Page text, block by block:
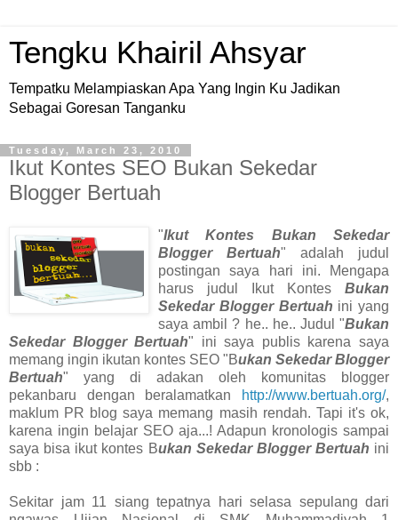
Tengku Khairil Ahsyar
Tempatku Melampiaskan Apa Yang Ingin Ku Jadikan
Sebagai Goresan Tanganku
Tuesday, March 23, 2010
Ikut Kontes SEO Bukan Sekedar
Blogger Bertuah
"Ikut Kontes Bukan Sekedar
Blogger Bertuah" adalah judul
postingan saya hari ini. Mengapa
harus judul Ikut Kontes Bukan
Sekedar Blogger Bertuah ini yang
saya ambil ? he.. he.. Judul "Bukan
Sekedar Blogger Bertuah" ini saya publis karena saya
memang ingin ikutan kontes SEO "Bukan Sekedar Blogger
Bertuah" yang di adakan oleh komunitas blogger
pekanbaru dengan beralamatkan
http://www.bertuah.org/,
maklum PR blog saya memang masih rendah. Tapi it's ok,
karena ingin belajar SEO aja...! Adapun kronologis sampai
saya bisa ikut kontes Bukan Sekedar Blogger Bertuah ini
sbb :
Sekitar jam 11 siang tepatnya hari selasa sepulang dari